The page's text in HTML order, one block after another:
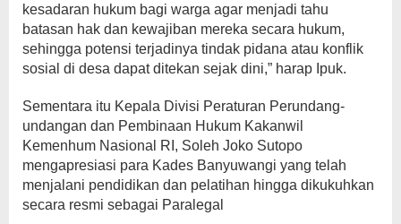
kesadaran hukum bagi warga agar menjadi tahu
batasan hak dan kewajiban mereka secara hukum,
sehingga potensi terjadinya tindak pidana atau konflik
sosial di desa dapat ditekan sejak dini,” harap Ipuk.
Sementara itu Kepala Divisi Peraturan Perundang-
undangan dan Pembinaan Hukum Kakanwil
Kemenhum Nasional RI, Soleh Joko Sutopo
mengapresiasi para Kades Banyuwangi yang telah
menjalani pendidikan dan pelatihan hingga dikukuhkan
secara resmi sebagai Paralegal